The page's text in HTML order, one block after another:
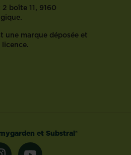
boîte 11, 9160
une marque déposée et
et Substral®